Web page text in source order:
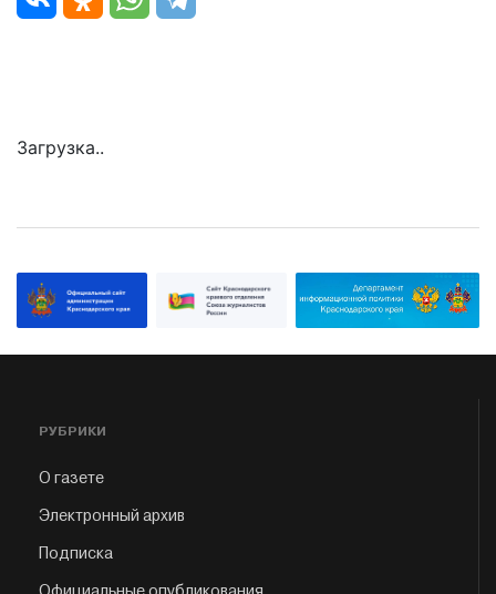
Загрузка..
РУБРИКИ
О газете
Электронный архив
Подписка